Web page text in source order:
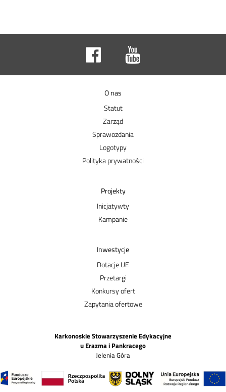
O nas
Statut
Zarząd
Sprawozdania
Logotypy
Polityka prywatności
Projekty
Inicjatywty
Kampanie
Inwestycje
Dotacje UE
Przetargi
Konkursy ofert
Zapytania ofertowe
Karkonoskie Stowarzyszenie Edykacyjne
u Erazma i Pankracego
Jelenia Góra